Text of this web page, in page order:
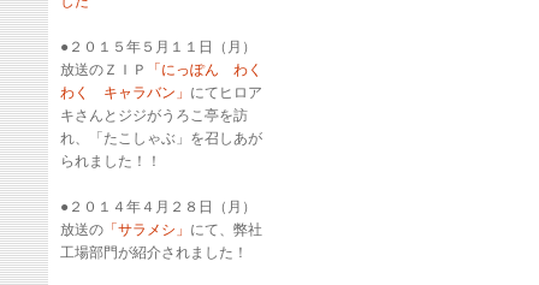
●２０１５年５月１１日（月）
放送のＺＩＰ
「にっぽん わく
わく キャラバン」 にてヒロア
キさんとジジがうろこ亭を訪
れ、「たこしゃぶ」を召しあが
られました！！
●２０１４年４月２８日（月）
放送の 「サラメシ」 にて、弊社
工場部門が紹介されました！